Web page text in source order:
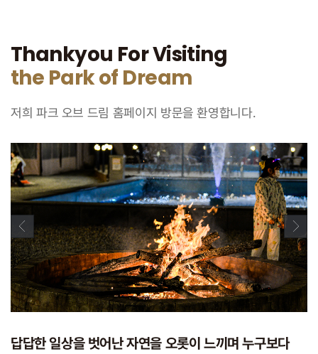
Thankyou For Visiting
the Park of Dream
저희 파크 오브 드림 홈페이지 방문을 환영합니다.
답답한 일상을 벗어난 자연을 오롯이 느끼며 누구보다